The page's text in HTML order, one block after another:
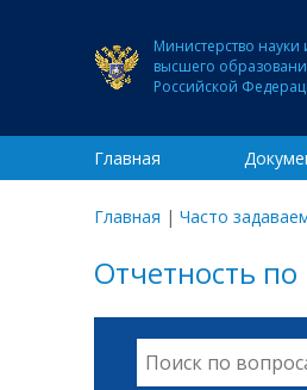
Министерство науки
высшего
Российской
Главная
Главная | Часто
Отчетность